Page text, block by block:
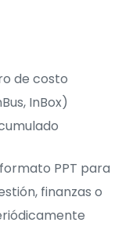
de costo
InBox)
PPT para
finanzas o